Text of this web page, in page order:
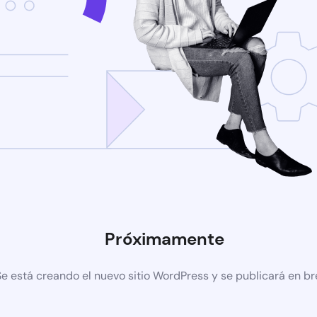
Próximamente
está creando el nuevo sitio WordPress y se publicará en